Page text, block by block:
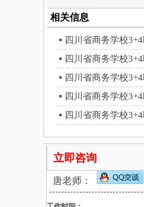
相关信息
四川省商务学校
四川省商务学校
四川省商务学校
四川省商务学校
四川省商务学校
立即咨询
唐老师：